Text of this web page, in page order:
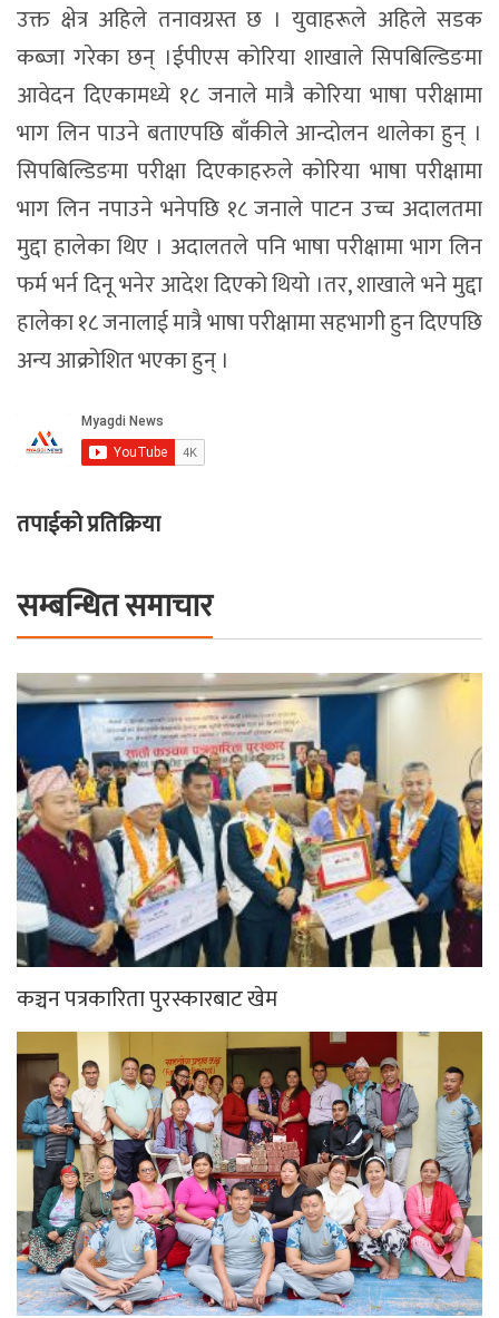
उक्त क्षेत्र अहिले तनावग्रस्त छ । युवाहरूले अहिले सडक
कब्जा गरेका छन् ।ईपीएस कोरिया शाखाले सिपबिल्डिङमा
आवेदन दिएकामध्ये १८ जनाले मात्रै कोरिया भाषा परीक्षामा
भाग लिन पाउने बताएपछि बाँकीले आन्दोलन थालेका हुन् ।
सिपबिल्डिङमा परीक्षा दिएकाहरुले कोरिया भाषा परीक्षामा
भाग लिन नपाउने भनेपछि १८ जनाले पाटन उच्च अदालतमा
मुद्दा हालेका थिए । अदालतले पनि भाषा परीक्षामा भाग लिन
फर्म भर्न दिनू भनेर आदेश दिएको थियो ।तर, शाखाले भने मुद्दा
हालेका १८ जनालाई मात्रै भाषा परीक्षामा सहभागी हुन दिएपछि
अन्य आक्रोशित भएका हुन् ।
तपाईको प्रतिक्रिया
सम्बन्धित समाचार
कञ्चन पत्रकारिता पुरस्कारबाट खेम